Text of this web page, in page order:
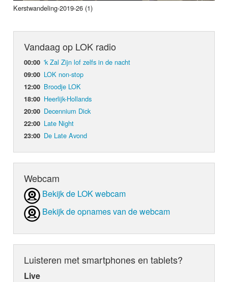
Kerstwandeling-2019-26 (1)
Vandaag op LOK radio
00:00 'k Zal Zijn lof zelfs in de nacht
09:00 LOK non-stop
12:00 Broodje LOK
18:00 Heerlijk-Hollands
20:00 Decennium Dick
22:00 Late Night
23:00 De Late Avond
Webcam
Bekijk de LOK webcam
Bekijk de opnames van de webcam
Luisteren met smartphones en tablets?
Live